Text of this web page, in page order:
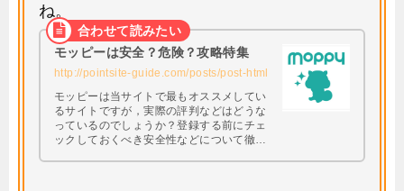
ね。
モッピーは安全？危険？攻略特集
http://pointsite-guide.com/posts/post-html
モッピーは当サイトで最もオススメしてい
るサイトですが，実際の評判などはどうな
っているのでしょうか？登録する前にチェ
ックしておくべき安全性などについて徹底